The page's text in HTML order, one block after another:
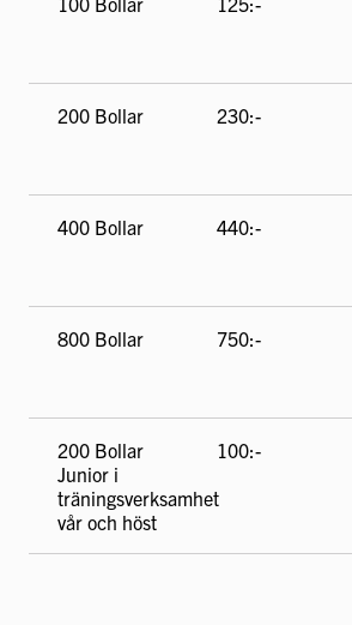
200 Bollar 230:-
400 Bollar 440:-
800 Bollar 750:-
200 Bollar
Junior i
träningsverksamhet
vår och höst
100:-